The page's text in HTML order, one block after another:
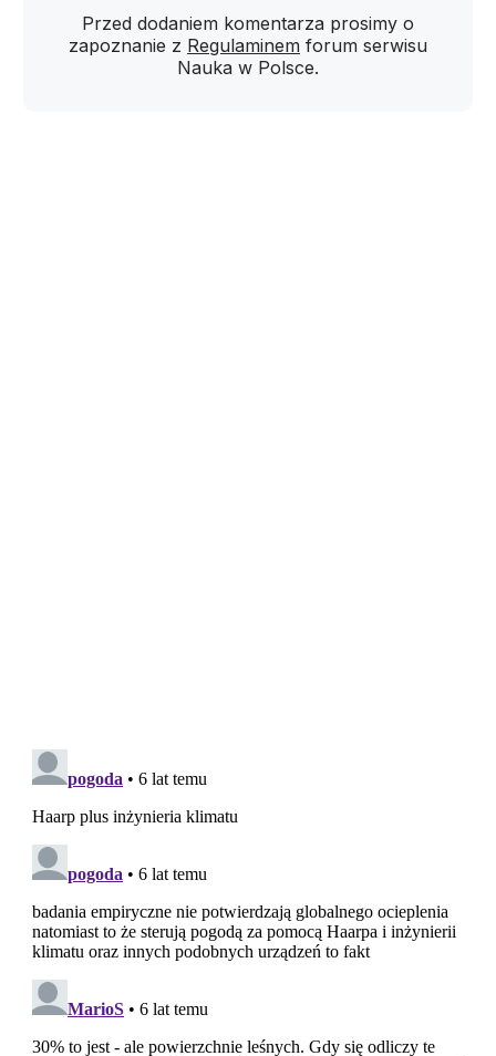
Przed dodaniem komentarza prosimy o
zapoznanie z Regulaminem forum serwisu
Nauka w Polsce.